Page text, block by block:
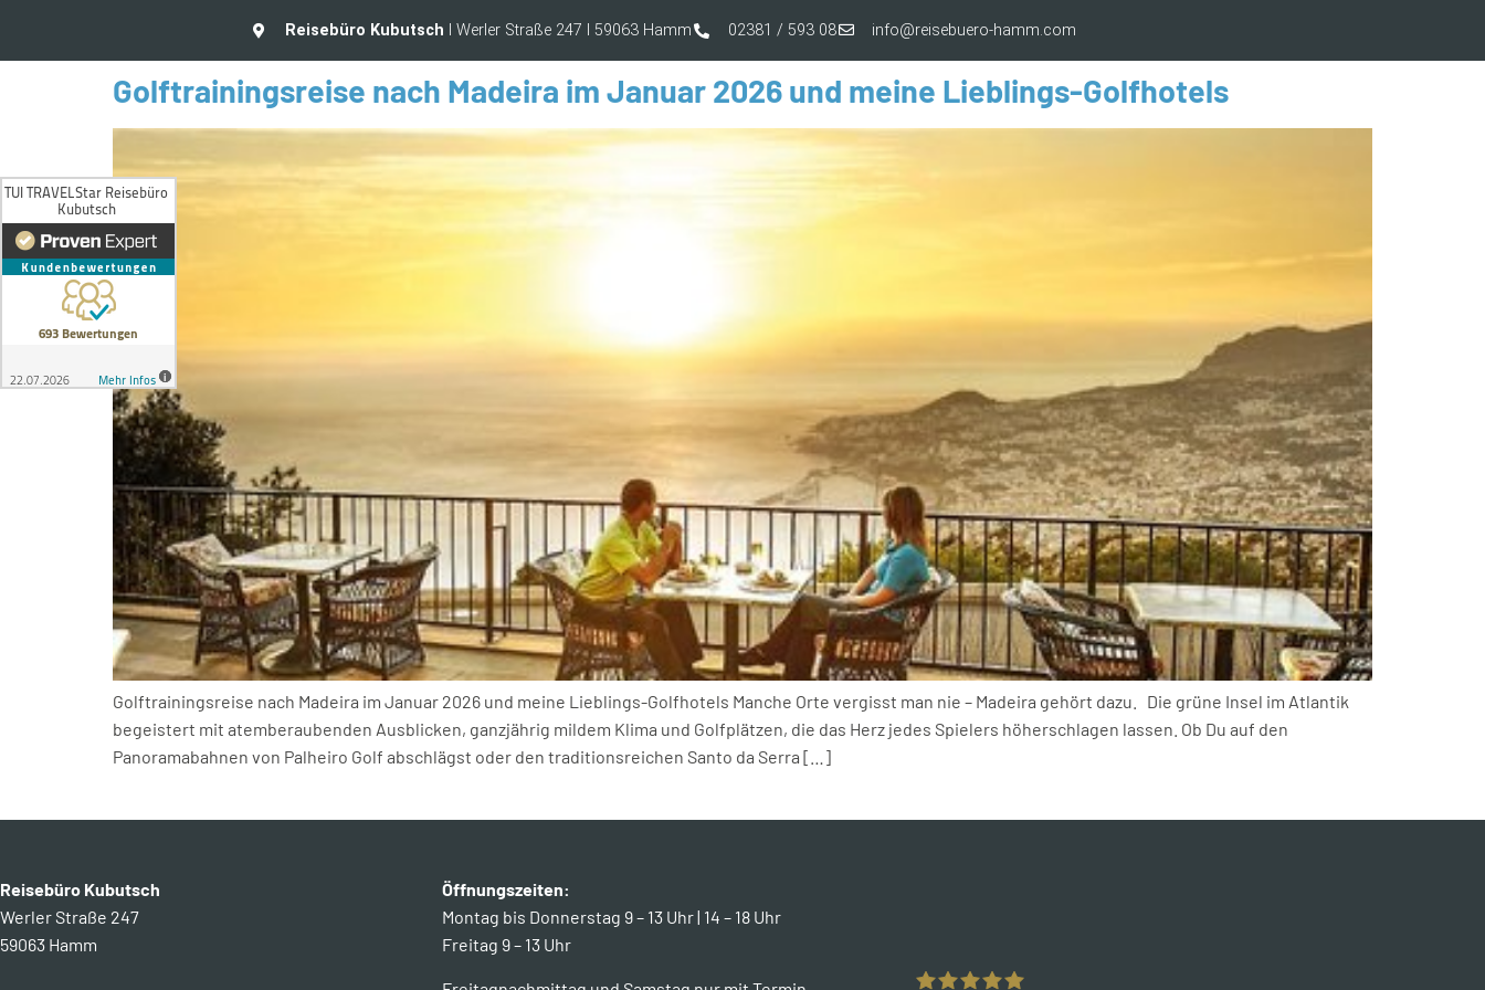
Reisebüro Kubutsch I Werler Straße 247 I 59063 Hamm 02381 / 593 08 info@reisebuero-hamm.com
Golftrainingsreise nach Madeira im Januar 2026 und meine Lieblings-Golfhotels​
Golftrainingsreise nach Madeira im Januar 2026 und meine Lieblings-Golfhotels​ Manche Orte vergisst man nie – Madeira gehört dazu. Die grüne Insel im Atlantik
begeistert mit atemberaubenden Ausblicken, ganzjährig mildem Klima und Golfplätzen, die das Herz jedes Spielers höherschlagen lassen. Ob Du auf den
Panoramabahnen von Palheiro Golf abschlägst oder den traditionsreichen Santo da Serra […]
Reisebüro Kubutsch
Werler Straße 247
59063 Hamm
Öffnungszeiten:
Montag bis Donnerstag 9 – 13 Uhr | 14 – 18 Uhr
Freitag 9 – 13 Uhr